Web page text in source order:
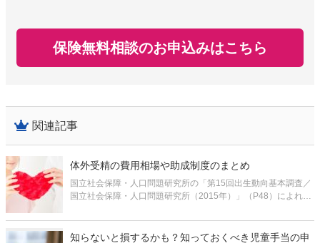
保険無料相談のお申込みはこちら
関連記事
体外受精の費用相場や助成制度のまとめ
国立社会保障・人口問題研究所の「第15回出生動向基本調査／
国立社会保障・人口問題研究所（2015年）」（P48）によれ
（約5.5組に1組）にも及ぶとのことです。 不妊が増えている主
な原因として
知らないと損するかも？知っておくべき児童手当の申
通話料無料で今すぐ 予約フォームから